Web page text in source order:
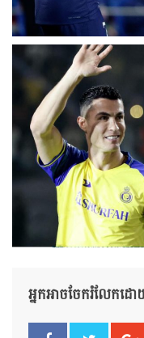
អ្នកអាចចែករំលែកដ